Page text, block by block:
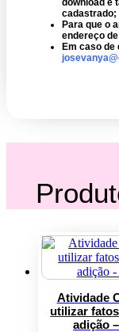
download e
cadastrado;
Para que o
endereço
Em caso
Atividade
utilizar
adição